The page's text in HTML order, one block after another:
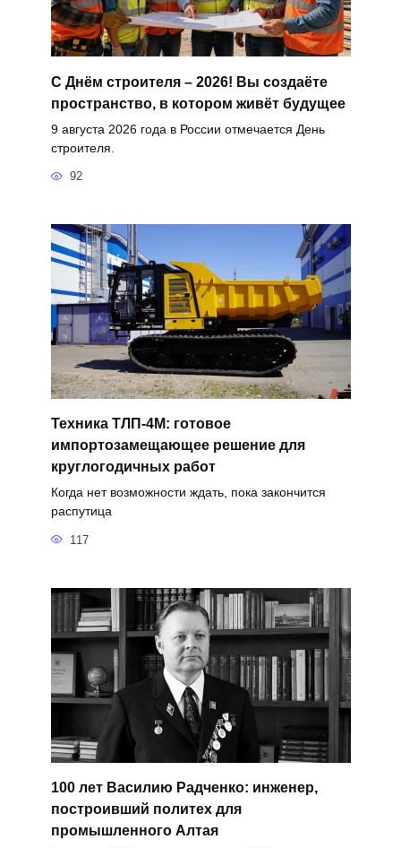
С Днём строителя – 2026! Вы создаёте
пространство, в котором живёт будущее
9 августа 2026 года в России отмечается День
строителя.
92
Техника ТЛП-4М: готовое
импортозамещающее решение для
круглогодичных работ
Когда нет возможности ждать, пока закончится
распутица
117
100 лет Василию Радченко: инженер,
построивший политех для
промышленного Алтая